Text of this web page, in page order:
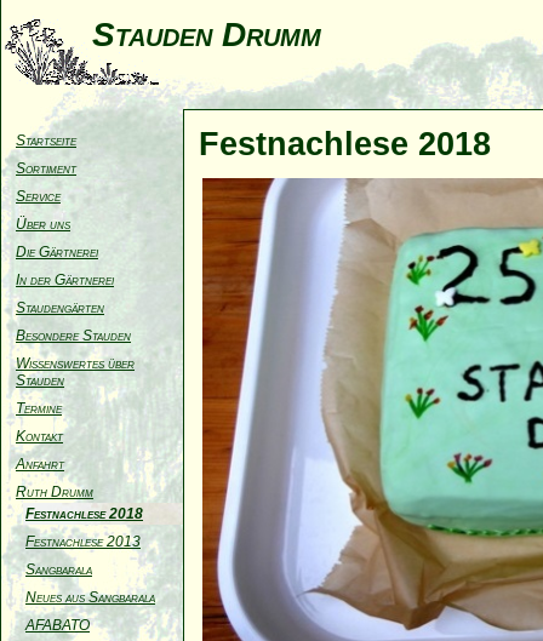
Stauden Drumm
Startseite
Sortiment
Service
Über uns
Die Gärtnerei
In der Gärtnerei
Staudengärten
Besondere Stauden
Wissenswertes über
Stauden
Termine
Kontakt
Anfahrt
Ruth Drumm
Festnachlese 2018
Festnachlese 2013
Sangbarala
Neues aus Sangbarala
AFABATO
Festnachlese 2018